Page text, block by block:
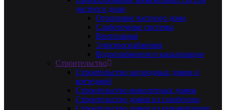
частного дома
Отопление частного дома
Слаботочные системы
Вентиляция
Электроснабжения
Водоснабжения и канализации
Строительство
Строительство загородных домов и
коттеджей
Строительство монолитных домов
Строительство домов из газобетона
Строительство домов из керамоблоков